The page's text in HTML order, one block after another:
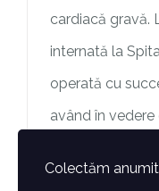
cardiacă gravă.
internată la
operată cu
având în
Colectăm